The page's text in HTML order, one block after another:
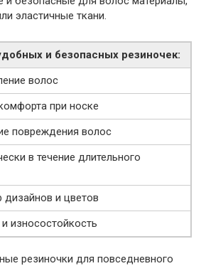
эластичные ткани.
и безопасных резиночек:
волос
при носке
повреждения волос
в течение длительного
и цветов
износостойкость
резиночки для повседневного